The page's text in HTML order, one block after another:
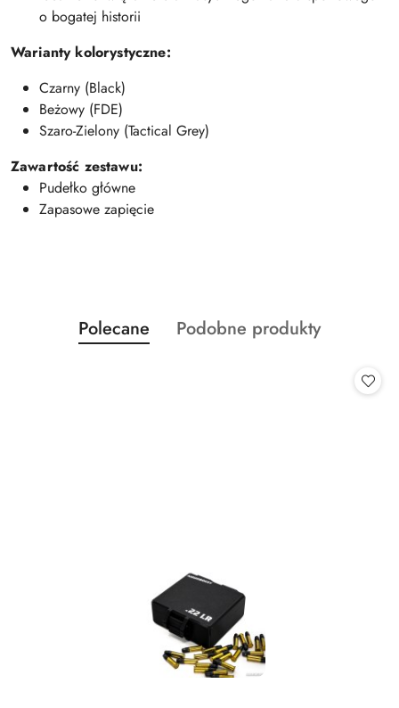
o bogatej historii
Warianty kolorystyczne:
Czarny (Black)
Beżowy (FDE)
Szaro-Zielony (Tactical Grey)
Zawartość zestawu:
Pudełko główne
Zapasowe zapięcie
Pomiń karuzelę produktów
Produkty
o
Polecane
Produkty
Podobne produkty